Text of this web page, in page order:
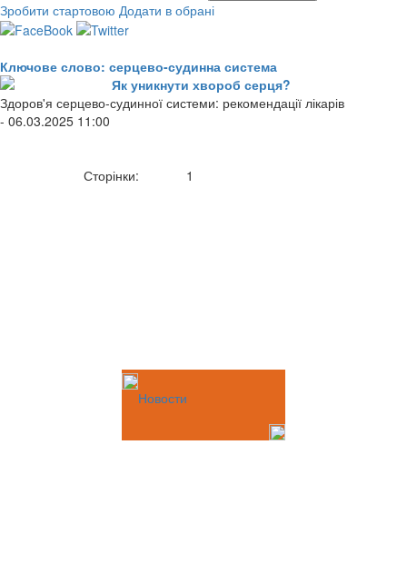
Зробити стартовою Додати в обрані
Ключове слово: серцево-судинна система
Як уникнути хвороб серця?
Здоров'я серцево-судинної системи: рекомендації лікарів
- 06.03.2025 11:00
Сторінки: 1
Новости